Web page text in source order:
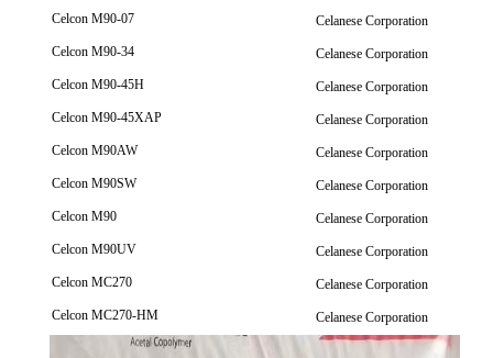
Celcon M90-07
Celanese Corporation
Celcon M90-34
Celanese Corporation
Celcon M90-45H
Celanese Corporation
Celcon M90-45XAP
Celanese Corporation
Celcon M90AW
Celanese Corporation
Celcon M90SW
Celanese Corporation
Celcon M90
Celanese Corporation
Celcon M90UV
Celanese Corporation
Celcon MC270
Celanese Corporation
Celcon MC270-HM
Celanese Corporation